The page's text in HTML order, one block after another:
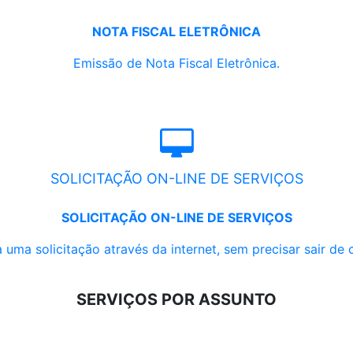
NOTA FISCAL ELETRÔNICA
Emissão de Nota Fiscal Eletrônica.
SOLICITAÇÃO ON-LINE DE SERVIÇOS
SOLICITAÇÃO ON-LINE DE SERVIÇOS
uma solicitação através da internet, sem precisar sair de
SERVIÇOS POR ASSUNTO